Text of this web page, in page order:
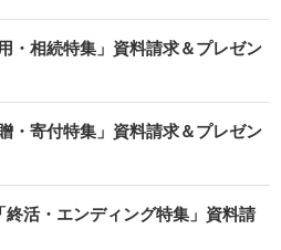
・相続特集」資料請求＆プレゼン
・寄付特集」資料請求＆プレゼン
活・エンディング特集」資料請